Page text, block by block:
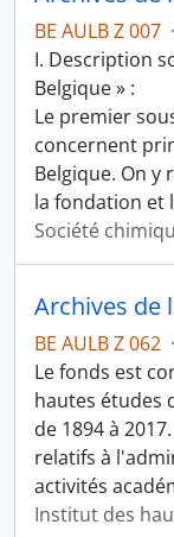
BE AULB Z 007 ·
I. Description
Belgique » :
Le premier
concernent
Belgique. On y
la fondation et
Société
BE AULB Z 062 ·
Le fonds est
hautes études
de 1894 à
relatifs à
activités
Institut des